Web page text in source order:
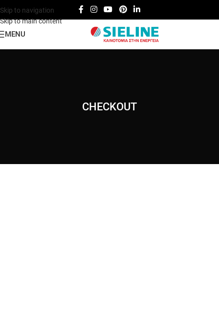
Skip to navigation
Skip to main content
MENU
CHECKOUT